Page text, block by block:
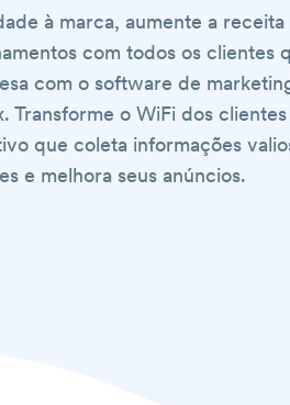
à marca, aumente a receita
com todos os clientes
com o software de
Transforme o WiFi dos
que coleta informações
e melhora seus anúncios.